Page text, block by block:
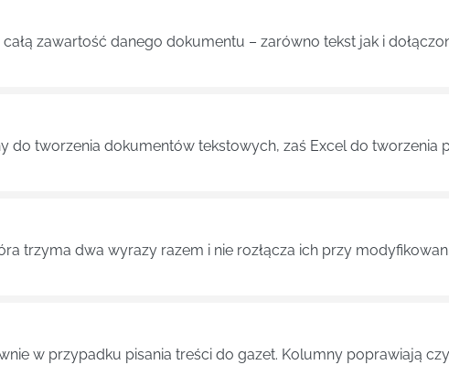
zawartość danego dokumentu – zarówno tekst jak i
do tworzenia dokumentów tekstowych, zaś Excel do tworzenia
trzyma dwa wyrazy razem i nie rozłącza ich przy
w przypadku pisania treści do gazet. Kolumny poprawiają